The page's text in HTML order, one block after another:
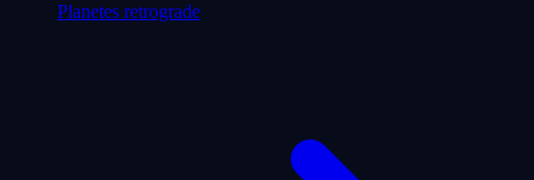
Planetes retrograde